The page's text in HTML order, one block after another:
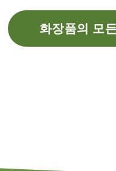
화장품의 모